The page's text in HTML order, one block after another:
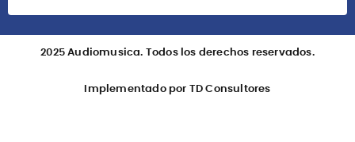
2025 Audiomusica. Todos los derechos reservados.
Implementado por TD Consultores